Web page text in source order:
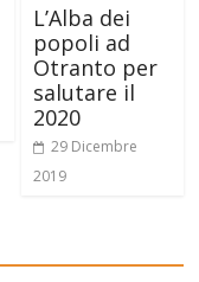
L’Alba dei
popoli ad
Otranto per
salutare il
2020
29 Dicembre
2019